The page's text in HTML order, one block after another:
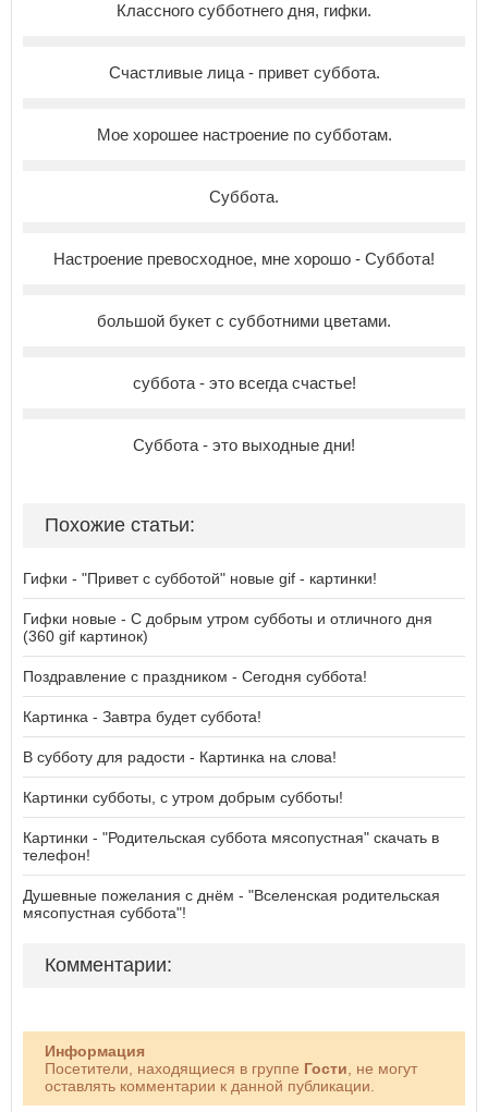
Классного субботнего дня, гифки.
Счастливые лица - привет суббота.
Мое хорошее настроение по субботам.
Суббота.
Настроение превосходное, мне хорошо - Суббота!
большой букет с субботними цветами.
суббота - это всегда счастье!
Суббота - это выходные дни!
Похожие статьи:
Гифки - "Привет с субботой" новые gif - картинки!
Гифки новые - С добрым утром субботы и отличного дня
(360 gif картинок)
Поздравление с праздником - Сегодня суббота!
Картинка - Завтра будет суббота!
В субботу для радости - Картинка на слова!
Картинки субботы, с утром добрым субботы!
Картинки - "Родительская суббота мясопустная" скачать в
телефон!
Душевные пожелания с днём - "Вселенская родительская
мясопустная суббота"!
Комментарии:
Информация
Посетители, находящиеся в группе Гости , не могут
оставлять комментарии к данной публикации.